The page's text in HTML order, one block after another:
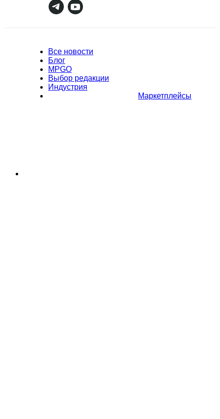
Все новости
Блог
MPGO
Выбор редакции
Индустрия
Маркетплейсы